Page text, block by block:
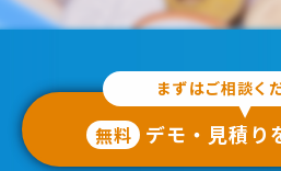
まずはご相談く
無料 デモ・見積り